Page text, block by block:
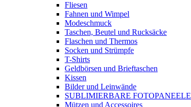
Fliesen
Fahnen und Wimpel
Modeschmuck
Taschen, Beutel und Rucksäcke
Flaschen und Thermos
Socken und Strümpfe
T-Shirts
Geldbörsen und Brieftaschen
Kissen
Bilder und Leinwände
SUBLIMIERBARE FOTOPANEELE
Mützen und Accessoires